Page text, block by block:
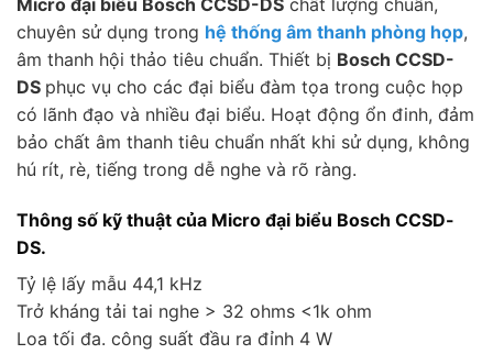
Micro đại biểu Bosch CCSD-DS chất lượng chuẩn,
chuyên sử dụng trong hệ thống âm thanh phòng họp,
âm thanh hội thảo tiêu chuẩn. Thiết bị Bosch CCSD-
DS phục vụ cho các đại biểu đàm tọa trong cuộc họp
có lãnh đạo và nhiều đại biểu. Hoạt động ổn đinh, đảm
bảo chất âm thanh tiêu chuẩn nhất khi sử dụng, không
hú rít, rè, tiếng trong dễ nghe và rõ ràng.
Thông số kỹ thuật của Micro đại biểu Bosch CCSD-
DS.
Tỷ lệ lấy mẫu 44,1 kHz
Trở kháng tải tai nghe > 32 ohms <1k ohm
Loa tối đa. công suất đầu ra đỉnh 4 W